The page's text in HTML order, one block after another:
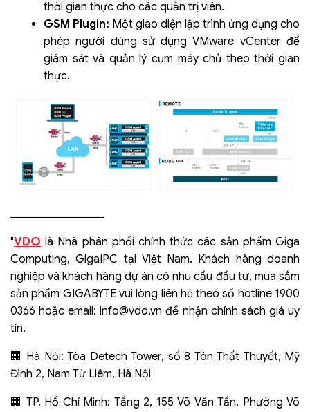
thời gian thực cho các quản trị viên.
GSM Plugin: Một giao diện lập trình ứng dụng cho
phép người dùng sử dụng VMware vCenter để
giám sát và quản lý cụm máy chủ theo thời gian
thực.
"VDO là Nhà phân phối chính thức các sản phẩm Giga
Computing, GigaIPC tại Việt Nam. Khách hàng doanh
nghiệp và khách hàng dự án có nhu cầu đầu tư, mua sắm
sản phẩm GIGABYTE vui lòng liên hệ theo số hotline 1900
0366 hoặc email:info@vdo.vn để nhận chính sách giá uy
tín.
🏢 Hà Nội: Tòa Detech Tower, số 8 Tôn Thất Thuyết, Mỹ
Đình 2, Nam Từ Liêm, Hà Nội
🏢 TP. Hồ Chí Minh: Tầng 2, 155 Võ Văn Tần, Phường Võ